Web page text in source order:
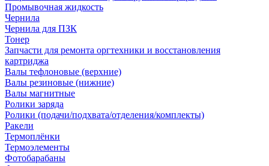
Промывочная жидкость
Чернила
Чернила для ПЗК
Тонер
Запчасти для ремонта оргтехники и восстановления
картриджа
Валы тефлоновые (верхние)
Валы резиновые (нижние)
Валы магнитные
Ролики заряда
Ролики (подачи/подхвата/отделения/комплекты)
Ракели
Термоплёнки
Термоэлементы
Фотобарабаны